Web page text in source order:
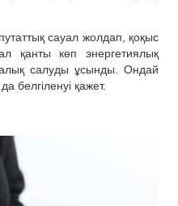
сауал жолдап, қоқыс
қанты көп энергетиялық
салуды ұсынды. Ондай
белгіленуі қажет.